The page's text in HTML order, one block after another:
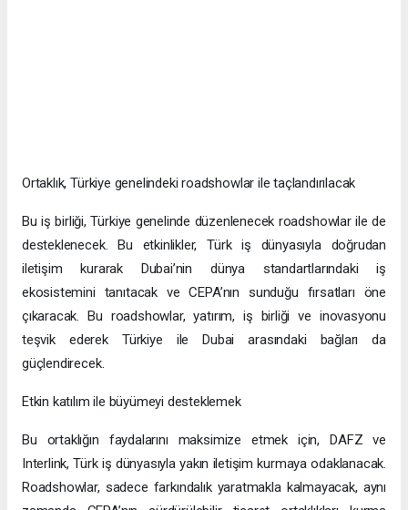
Ortaklık, Türkiye genelindeki roadshowlar ile taçlandırılacak
Bu iş birliği, Türkiye genelinde düzenlenecek roadshowlar ile de
desteklenecek. Bu etkinlikler, Türk iş dünyasıyla doğrudan
iletişim kurarak Dubai’nin dünya standartlarındaki iş
ekosistemini tanıtacak ve CEPA’nın sunduğu fırsatları öne
çıkaracak. Bu roadshowlar, yatırım, iş birliği ve inovasyonu
teşvik ederek Türkiye ile Dubai arasındaki bağları da
güçlendirecek.
Etkin katılım ile büyümeyi desteklemek
Bu ortaklığın faydalarını maksimize etmek için, DAFZ ve
Interlink, Türk iş dünyasıyla yakın iletişim kurmaya odaklanacak.
Roadshowlar, sadece farkındalık yaratmakla kalmayacak, aynı